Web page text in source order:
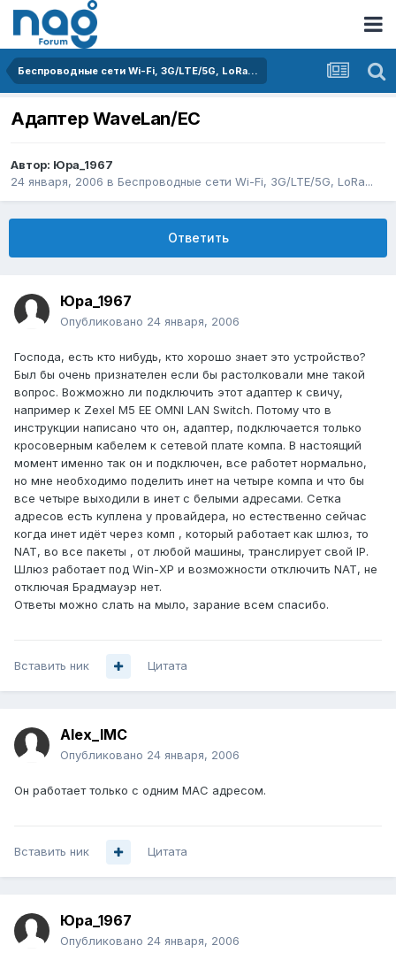
Беспроводные сети Wi-Fi, 3G/LTE/5G, LoRa...
Адаптер WaveLan/EC
Автор: Юра_1967
24 января, 2006 в Беспроводные сети Wi-Fi, 3G/LTE/5G, LoRa...
Ответить
Юра_1967
Опубликовано 24 января, 2006
Господа, есть кто нибудь, кто хорошо знает это устройство?
Был бы очень признателен если бы растолковали мне такой
вопрос. Вожможно ли подключить этот адаптер к свичу,
например к Zexel M5 EE OMNI LAN Switch. Потому что в
инструкции написано что он, адаптер, подключается только
кросоверным кабелем к сетевой плате компа. В настоящий
момент именно так он и подключен, все работет нормально,
но мне необходимо поделить инет на четыре компа и что бы
все четыре выходили в инет с белыми адресами. Сетка
адресов есть куплена у провайдера, но естественно сейчас
когда инет идёт через комп , который работает как шлюз, то
NAT, во все пакеты , от любой машины, транслирует свой IP.
Шлюз работает под Win-XP и возможности отключить NAT, не
отключая Брадмауэр нет.
Ответы можно слать на мыло, зарание всем спасибо.
Вставить ник Цитата
Alex_IMC
Опубликовано 24 января, 2006
Он работает только с одним МАС адресом.
Вставить ник Цитата
Юра_1967
Опубликовано 24 января, 2006